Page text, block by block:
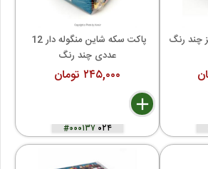
عددی چند رنگ
۲۴۵,۰۰۰ تومان
delete
remove
add
#۰۰۰۱۳۷۰۲۴